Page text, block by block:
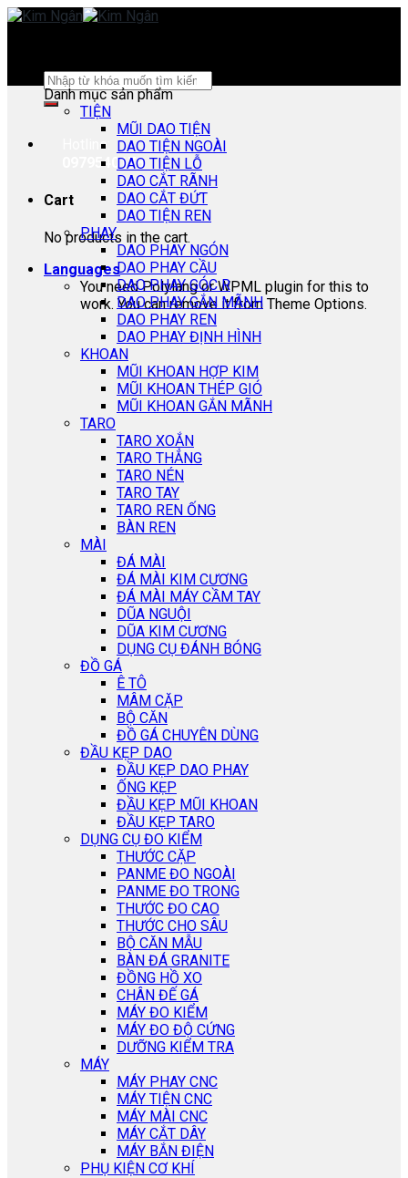
Skip
Search
for:
Hotline:
0979540178
Cart
No products in the cart.
Languages
You need Polylang or WPML plugin for this to
work. You can remove it from Theme Options.
Danh mục sản phẩm
TIỆN
MŨI DAO TIỆN
DAO TIỆN NGOÀI
DAO TIỆN LỖ
DAO CẮT RÃNH
DAO CẮT ĐỨT
DAO TIỆN REN
PHAY
DAO PHAY NGÓN
DAO PHAY CẦU
DAO PHAY GÓC R
DAO PHAY GẮN MÃNH
DAO PHAY REN
DAO PHAY ĐỊNH HÌNH
KHOAN
MŨI KHOAN HỢP KIM
MŨI KHOAN THÉP GIÓ
MŨI KHOAN GẮN MÃNH
TARO
TARO XOẮN
TARO THẲNG
TARO NÉN
TARO TAY
TARO REN ỐNG
BÀN REN
MÀI
ĐÁ MÀI
ĐÁ MÀI KIM CƯƠNG
ĐÁ MÀI MÁY CẦM TAY
DŨA NGUỘI
DŨA KIM CƯƠNG
DỤNG CỤ ĐÁNH BÓNG
ĐỒ GÁ
Ê TÔ
MÂM CẶP
BỘ CĂN
ĐỒ GÁ CHUYÊN DÙNG
ĐẦU KẸP DAO
ĐẦU KẸP DAO PHAY
ỐNG KẸP
ĐẦU KẸP MŨI KHOAN
ĐẦU KẸP TARO
DỤNG CỤ ĐO KIỂM
THƯỚC CẶP
PANME ĐO NGOÀI
PANME ĐO TRONG
THƯỚC ĐO CAO
THƯỚC CHO SÂU
BỘ CĂN MẪU
BÀN ĐÁ GRANITE
ĐỒNG HỒ XO
CHÂN ĐẾ GÁ
MÁY ĐO KIỂM
MÁY ĐO ĐỘ CỨNG
DƯỠNG KIỂM TRA
MÁY
MÁY PHAY CNC
MÁY TIỆN CNC
MÁY MÀI CNC
MÁY CẮT DÂY
MÁY BẮN ĐIỆN
PHỤ KIỆN CƠ KHÍ